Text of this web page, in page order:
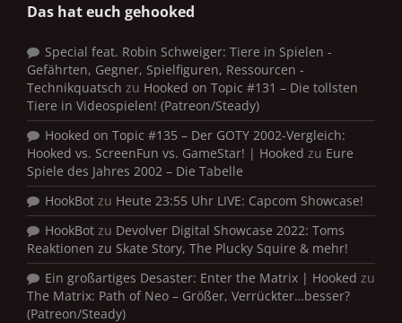
Das hat euch gehooked
Special feat. Robin Schweiger: Tiere in Spielen -
Gefährten, Gegner, Spielfiguren, Ressourcen -
Technikquatsch zu Hooked on Topic #131 – Die tollsten
Tiere in Videospielen! (Patreon/Steady)
Hooked on Topic #135 – Der GOTY 2002-Vergleich:
Hooked vs. ScreenFun vs. GameStar! | Hooked zu Eure
Spiele des Jahres 2002 – Die Tabelle
HookBot zu Heute 23:55 Uhr LIVE: Capcom Showcase!
HookBot zu Devolver Digital Showcase 2022: Toms
Reaktionen zu Skate Story, The Plucky Squire & mehr!
Ein großartiges Desaster: Enter the Matrix | Hooked zu
The Matrix: Path of Neo – Größer, Verrückter…besser?
(Patreon/Steady)